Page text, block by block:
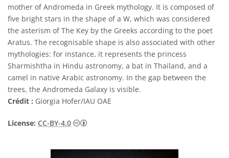
mother of Andromeda in Greek mythology. It is composed of
five bright stars in the shape of a W, which was considered
the asterism of The Key by the Greeks according to the poet
Aratus. The recognisable shape is also associated with other
mythologies: for instance, it represents the princess
Sharmishtha in Hindu astronomy, a bat in Thailand, and a
camel in native Arabic astronomy. In the gap between the
trees, the Andromeda Galaxy is visible.
Crédit : Giorgia Hofer/IAU OAE
License: CC-BY-4.0 Creative Commons (CC) Attribution 4.0